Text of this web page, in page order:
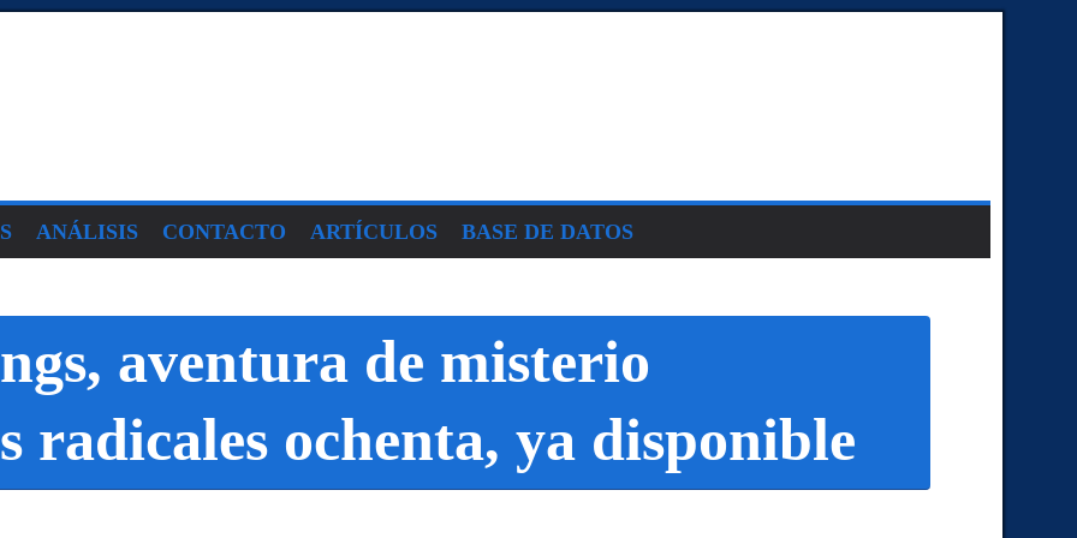
ANÁLISIS CONTACTO ARTÍCULOS BASE DE DATOS
aventura de misterio
radicales ochenta, ya disponible